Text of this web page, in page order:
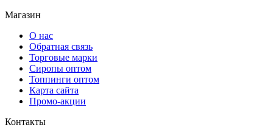
Магазин
О нас
Обратная связь
Торговые марки
Сиропы оптом
Топпинги оптом
Карта сайта
Промо-акции
Контакты